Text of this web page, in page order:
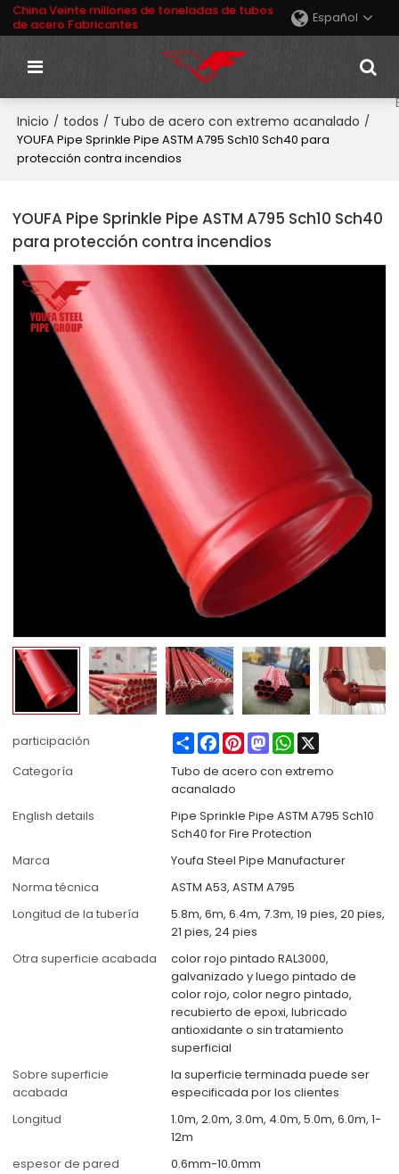
China Veinte millones de toneladas de tubos
de acero Fabricantes
Español
Inicio / todos / Tubo de acero con extremo acanalado /
YOUFA Pipe Sprinkle Pipe ASTM A795 Sch10 Sch40 para
protección contra incendios
YOUFA Pipe Sprinkle Pipe ASTM A795 Sch10 Sch40
para protección contra incendios
participación ShareFacebook
PinterestMastodonWhatsApp
Categoría
Tubo de acero con extremo
acanalado
English details
Pipe Sprinkle Pipe ASTM A795 Sch10
Sch40 for Fire Protection
Marca
Youfa Steel Pipe Manufacturer
Norma técnica
ASTM A53, ASTM A795
Longitud de la tubería
5.8m, 6m, 6.4m, 7.3m, 19 pies, 20 pies,
21 pies, 24 pies
Otra superficie acabada
color rojo pintado RAL3000,
galvanizado y luego pintado de
color rojo, color negro pintado,
recubierto de epoxi, lubricado
antioxidante o sin tratamiento
superficial
Sobre superficie
acabada
la superficie terminada puede ser
especificada por los clientes
Longitud
1.0m, 2.0m, 3.0m, 4.0m, 5.0m, 6.0m, 1-
12m
espesor de pared
0.6mm-10.0mm